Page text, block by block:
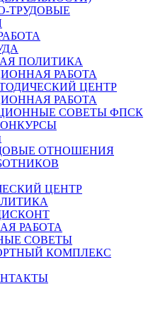
ТРУДОВЫЕ
ПОЛИТИКА
РАБОТА
ЦЕНТР
РАБОТА
СОВЕТЫ ФПСК
ОТНОШЕНИЯ
ЦЕНТР
РАБОТА
СОВЕТЫ
КОМПЛЕКС